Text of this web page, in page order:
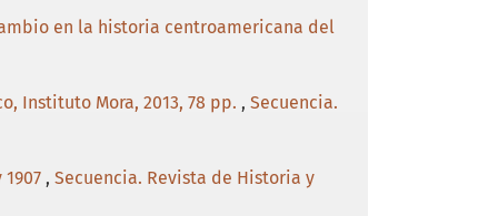
en la historia centroamericana del
Instituto Mora, 2013, 78 pp. , Secuencia.
, Secuencia. Revista de Historia y